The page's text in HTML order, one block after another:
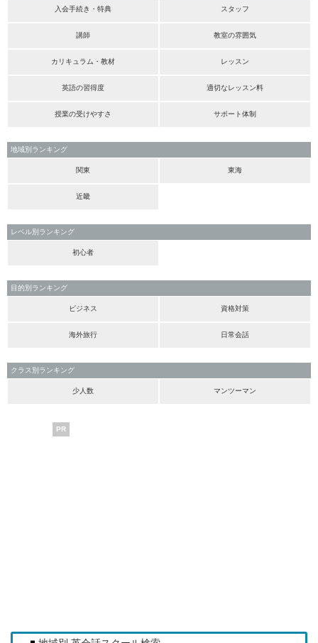
入会手続き・特典 スタッフ
講師 教室の雰囲気
カリキュラム・教材 レッスン
英語の習得度 適切なレッスン料
授業の受けやすさ サポート体制
地域別ランキング
関東 東海
近畿
レベル別ランキング
初心者
目的別ランキング
ビジネス 資格対策
海外旅行 日常会話
クラス別ランキング
少人数 マンツーマン
PR